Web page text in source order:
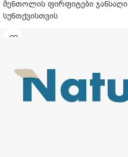
მენთოლის ფირფიტები ჯანსაღი
სუნთქვისთვის